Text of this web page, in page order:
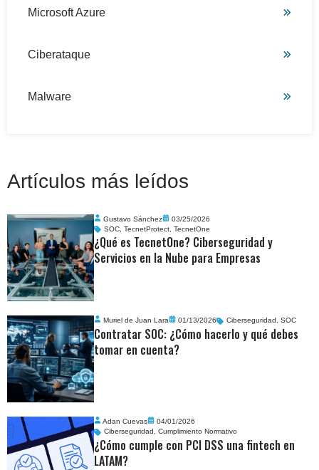
Microsoft Azure
Ciberataque
Malware
Artículos más leídos
Gustavo Sánchez
03/25/2026
SOC,TecnetProtect,TecnetOne
¿Qué es TecnetOne? Ciberseguridad y
Servicios en la Nube para Empresas
Muriel de Juan Lara 01/13/2026 Ciberseguridad ,SOC
Contratar SOC: ¿Cómo hacerlo y qué debes
tomar en cuenta?
Adan Cuevas
04/01/2026
Ciberseguridad ,Cumplimiento Normativo
¿Cómo cumple con PCI DSS una fintech en
LATAM?